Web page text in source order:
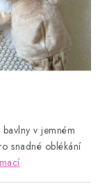
v jemném
snadné oblékání